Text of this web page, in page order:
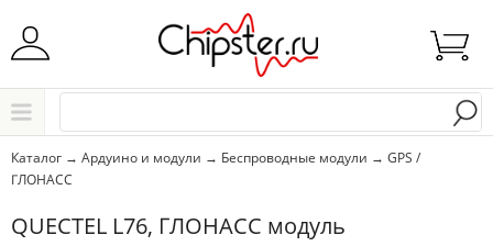
Начните водить название города..
Выбрать
Каталог → Ардуино и модули → Беспроводные модули → GPS /
ГЛОНАСС
QUECTEL L76, ГЛОНАСС модуль